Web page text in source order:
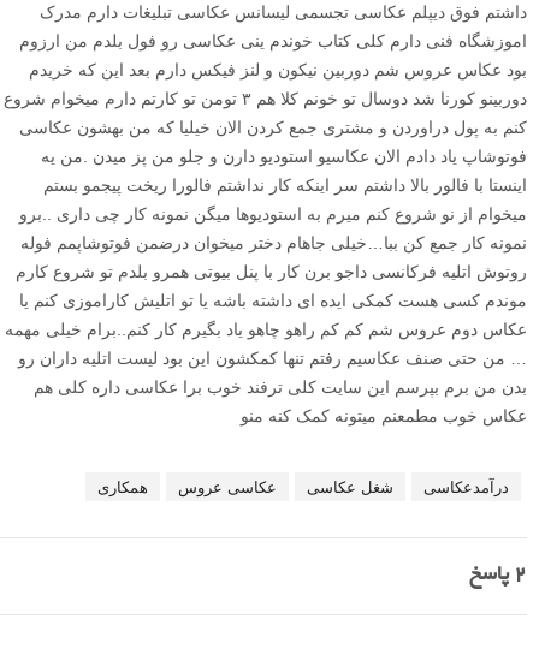
داشتم فوق دیپلم عکاسی تجسمی لیسانس عکاسی تبلیغات دارم مدرک
اموزشگاه فنی دارم کلی کتاب خوندم ینی عکاسی رو فول بلدم من ارزوم
بود عکاس عروس شم دوربین نیکون و لنز فیکس دارم بعد این که خریدم
دوربینو کورنا شد دوسال تو خونم کلا هم ۳ تومن تو کارتم دارم میخوام شروع
کنم به پول دراوردن و مشتری جمع کردن الان خیلیا که من بهشون عکاسی
فوتوشاپ یاد دادم الان عکاسیو استودیو دارن و جلو من پز میدن .من یه
اینستا با فالور بالا داشتم سر اینکه کار نداشتم فالورا ریخت پیجمو بستم
میخوام از نو شروع کنم میرم به استودیوها میگن نمونه کار چی داری ..برو
نمونه کار جمع کن ببا…خیلی جاهام دختر میخوان درضمن فوتوشاپمم فوله
روتوش اتلیه فرکانسی داجو برن کار با پنل بیوتی همرو بلدم تو شروع کارم
موندم کسی هست کمکی ایده ای داشته باشه یا تو اتلیش کاراموزی کنم یا
عکاس دوم عروس شم کم کم راهو چاهو یاد بگیرم کار کنم..برام خیلی مهمه
… من حتی صنف عکاسیم رفتم تنها کمکشون این بود لیست اتلیه داران رو
بدن من برم بپرسم این سایت کلی ترفند خوب برا عکاسی داره کلی هم
عکاس خوب مطمعنم میتونه کمک کنه منو
درآمدعکاسی شغل عکاسی عکاسی عروس همکاری
2 پاسخ